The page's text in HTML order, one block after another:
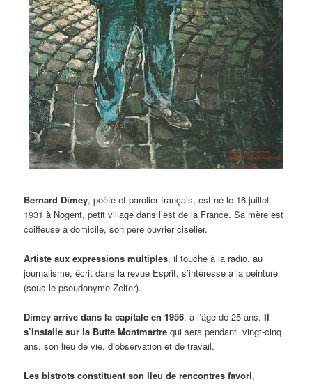
Bernard Dimey, poète et parolier français, est né le 16 juillet
1931 à Nogent, petit village dans l’est de la France. Sa mère est
coiffeuse à domicile, son père ouvrier ciselier.
Artiste aux expressions multiples, il touche à la radio, au
journalisme, écrit dans la revue Esprit, s’intéresse à la peinture
(sous le pseudonyme Zelter).
Dimey arrive dans la capitale en 1956, à l’âge de 25 ans.Il
s’installe sur la Butte Montmartre qui sera pendant vingt-cinq
ans, son lieu de vie, d’observation et de travail.
Les bistrots constituent son lieu de rencontres favori,